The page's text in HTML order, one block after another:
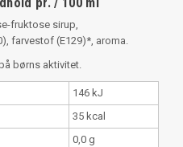
pr. / 100 ml
fruktose sirup,
farvestof (E129)*, aroma.
børns aktivitet.
146 kJ
35 kcal
0,0 g